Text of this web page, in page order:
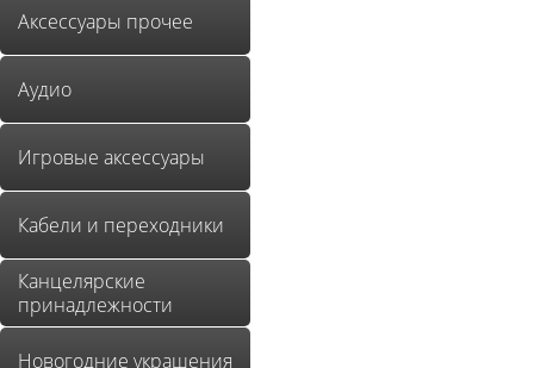
Аксессуары прочее
Аудио
Игровые аксессуары
Кабели и переходники
Канцелярские
принадлежности
Новогодние украшения